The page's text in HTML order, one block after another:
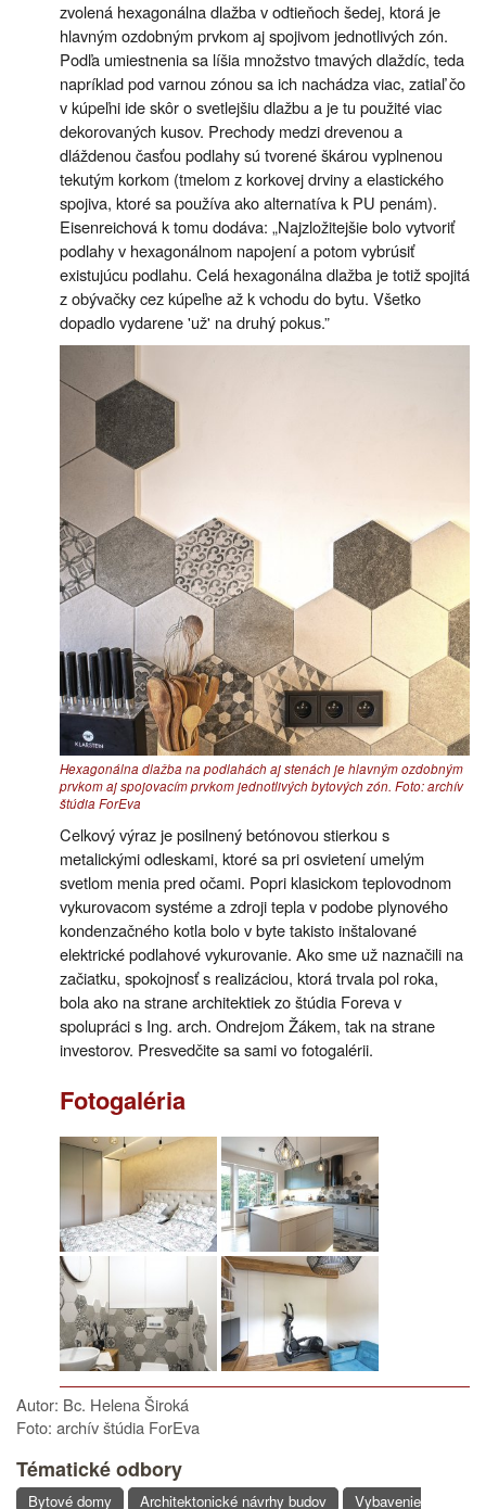
zvolená hexagonálna dlažba v odtieňoch šedej, ktorá je
hlavným ozdobným prvkom aj spojivom jednotlivých zón.
Podľa umiestnenia sa líšia množstvo tmavých dlaždíc, teda
napríklad pod varnou zónou sa ich nachádza viac, zatiaľ čo
v kúpeľni ide skôr o svetlejšiu dlažbu a je tu použité viac
dekorovaných kusov. Prechody medzi drevenou a
dláždenou časťou podlahy sú tvorené škárou vyplnenou
tekutým korkom (tmelom z korkovej drviny a elastického
spojiva, ktoré sa používa ako alternatíva k PU penám).
Eisenreichová k tomu dodáva: „Najzložitejšie bolo vytvoriť
podlahy v hexagonálnom napojení a potom vybrúsiť
existujúcu podlahu. Celá hexagonálna dlažba je totiž spojitá
z obývačky cez kúpeľne až k vchodu do bytu. Všetko
dopadlo vydarene 'už' na druhý pokus.”
Hexagonálna dlažba na podlahách aj stenách je hlavným ozdobným
prvkom aj spojovacím prvkom jednotlivých bytových zón. Foto: archív
štúdia ForEva
Celkový výraz je posilnený betónovou stierkou s
metalickými odleskami, ktoré sa pri osvietení umelým
svetlom menia pred očami. Popri klasickom teplovodnom
vykurovacom systéme a zdroji tepla v podobe plynového
kondenzačného kotla bolo v byte takisto inštalované
elektrické podlahové vykurovanie. Ako sme už naznačili na
začiatku, spokojnosť s realizáciou, ktorá trvala pol roka,
bola ako na strane architektiek zo štúdia Foreva v
spolupráci s Ing. arch. Ondrejom Žákem, tak na strane
investorov. Presvedčite sa sami vo fotogalérii.
Fotogaléria
Autor: Bc. Helena Široká
Foto: archív štúdia ForEva
Tématické odbory
Bytové domy Architektonické návrhy budov Vybavenie